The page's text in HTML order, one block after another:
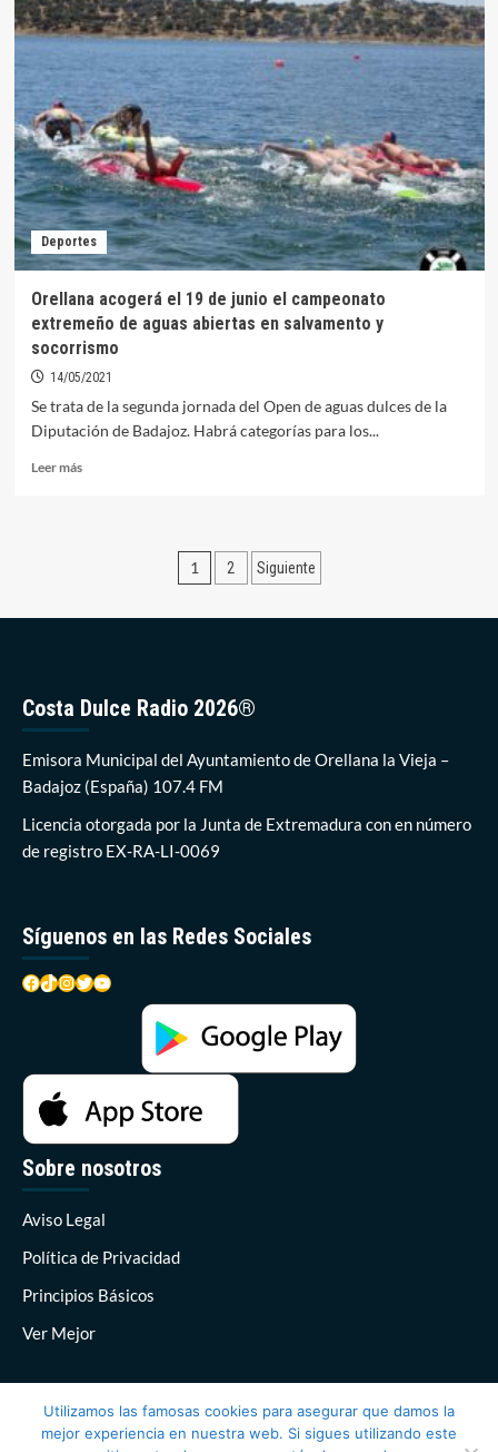
acogerá
el
taller
de
socorrismo
bandera
azul
adaptado
a
la
COVID
antes
que
comience
la
temporada
Deportes
Orellana acogerá el 19 de junio el campeonato
extremeño de aguas abiertas en salvamento y
socorrismo
14/05/2021
Se trata de la segunda jornada del Open de aguas dulces de la
Diputación de Badajoz. Habrá categorías para los...
Leer másLeer
extremeño
de
abiertas
en
y
socorrismo
Paginación
1 2 Siguiente
Costa Dulce Radio 2026®
Emisora Municipal del Ayuntamiento de Orellana la Vieja –
Badajoz (España) 107.4 FM
Licencia otorgada por la Junta de Extremadura con en número
de registro EX-RA-LI-0069
Síguenos en las Redes Sociales
Facebook
TikTok
Instagram
Twitter
YouTube
Sobre nosotros
Aviso Legal
Política de Privacidad
Principios Básicos
Ver Mejor
Utilizamos las famosas cookies para asegurar que damos la
mejor experiencia en nuestra web. Si sigues utilizando este